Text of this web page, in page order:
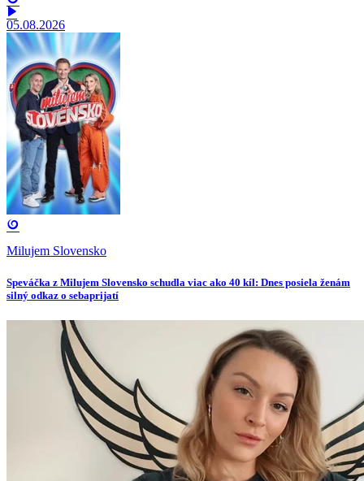
05.08.2026
Milujem Slovensko
Speváčka z Milujem Slovensko schudla viac ako 40 kíl: Dnes posiela ženám
silný odkaz o sebaprijatí